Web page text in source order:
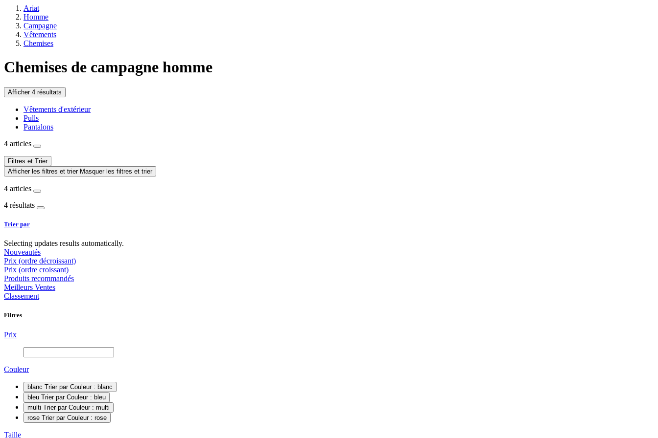
Ariat
Homme
Campagne
Vêtements
Chemises
Chemises de campagne homme
Afficher 4 résultats
Vêtements d'extérieur
Pulls
Pantalons
4 articles
Filtres et Trier
Afficher les filtres et trier Masquer les filtres et trier
4 articles
4 résultats
Trier par
Selecting updates results automatically.
Nouveautés
Prix (ordre décroissant)
Prix (ordre croissant)
Produits recommandés
Meilleurs Ventes
Classement
Filtres
Prix
Couleur
blanc Trier par Couleur : blanc
bleu Trier par Couleur : bleu
multi Trier par Couleur : multi
rose Trier par Couleur : rose
Taille